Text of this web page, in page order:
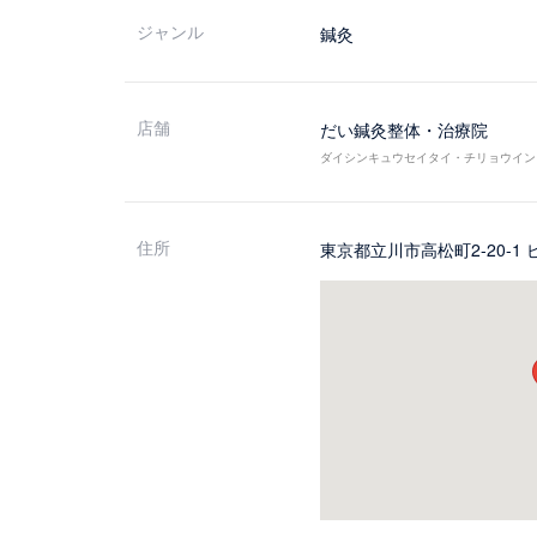
ジャンル 鍼灸
店舗 だい鍼灸整体・治療院
ダイシンキュウセイタイ・チリョウイン
住所 東京都立川市高松町2-20-1